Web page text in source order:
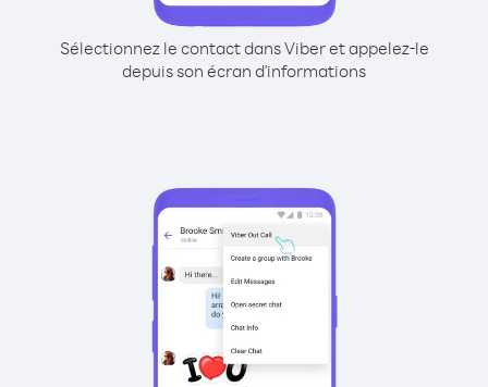
Sélectionnez le contact dans Viber et appelez-le
depuis son écran d'informations